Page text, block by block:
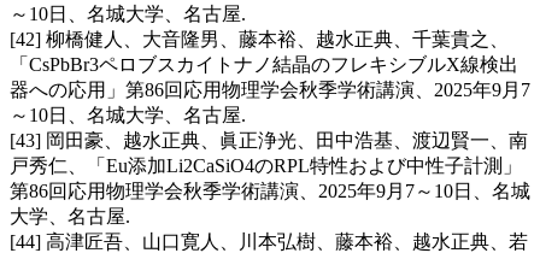
～10日、名城大学、名古屋.
[42] 柳橋健人、大音隆男、藤本裕、越水正典、千葉貴之、
「CsPbBr3ペロブスカイトナノ結晶のフレキシブルX線検出
器への応用」第86回応用物理学会秋季学術講演、2025年9月7
～10日、名城大学、名古屋.
[43] 岡田豪、越水正典、眞正浄光、田中浩基、渡辺賢一、南
戸秀仁、「Eu添加Li2CaSiO4のRPL特性および中性子計測」
第86回応用物理学会秋季学術講演、2025年9月7～10日、名城
大学、名古屋.
[44] 高津匠吾、山口寛人、川本弘樹、藤本裕、越水正典、若